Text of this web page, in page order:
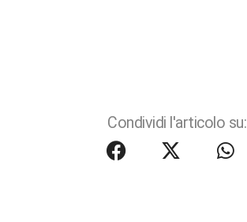
Condividi l'articolo su: